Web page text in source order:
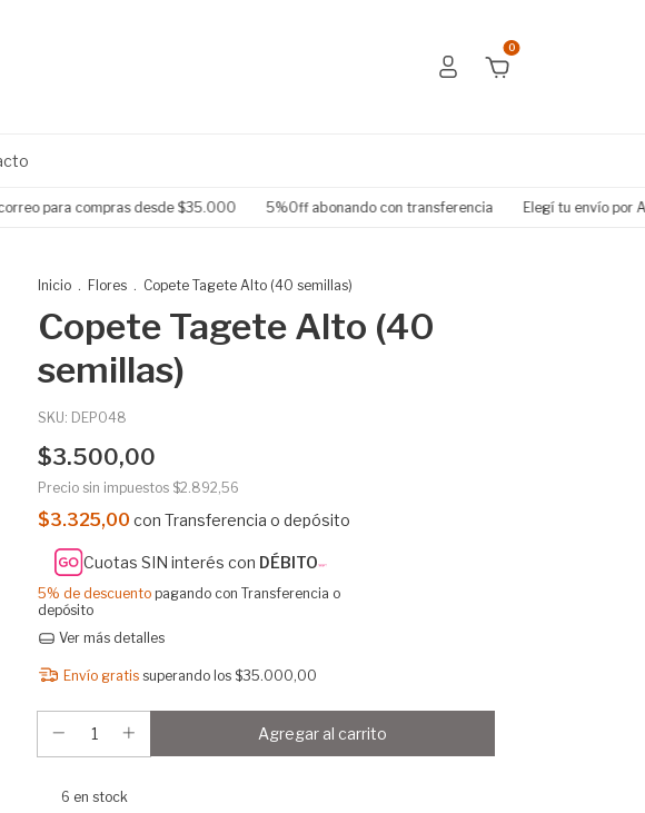
0
compras desde $35.000 5%Off abonando con transferencia Elegí tu envío por
Inicio . Flores . Copete Tagete Alto (40 semillas)
Copete Tagete Alto (40
semillas)
SKU: DEP048
$3.500,00
Precio sin impuestos $2.892,56
$3.325,00 con Transferencia o depósito
Cuotas SIN interés con DÉBITO
5% de descuento pagando con Transferencia o
depósito
Ver más detalles
Envío gratis superando los $35.000,00
6 en stock